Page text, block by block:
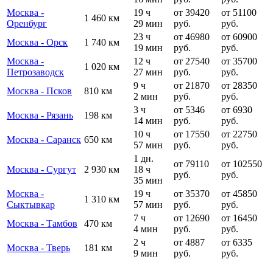
Москва -
Оренбург
1 460 км
19 ч
29 мин
от 39420
руб.
от 51100
руб.
Москва - Орск
1 740 км
23 ч
19 мин
от 46980
руб.
от 60900
руб.
Москва -
Петрозаводск
1 020 км
12 ч
27 мин
от 27540
руб.
от 35700
руб.
Москва - Псков
810 км
9 ч
2 мин
от 21870
руб.
от 28350
руб.
Москва - Рязань
198 км
3 ч
14 мин
от 5346
руб.
от 6930
руб.
Москва - Саранск 650 км
10 ч
57 мин
от 17550
руб.
от 22750
руб.
Москва - Сургут 2 930 км
1 дн.
18 ч
35 мин
от 79110
руб.
от 102550
руб.
Москва -
Сыктывкар
1 310 км
19 ч
57 мин
от 35370
руб.
от 45850
руб.
Москва - Тамбов
470 км
7 ч
4 мин
от 12690
руб.
от 16450
руб.
Москва - Тверь
181 км
2 ч
9 мин
от 4887
руб.
от 6335
руб.